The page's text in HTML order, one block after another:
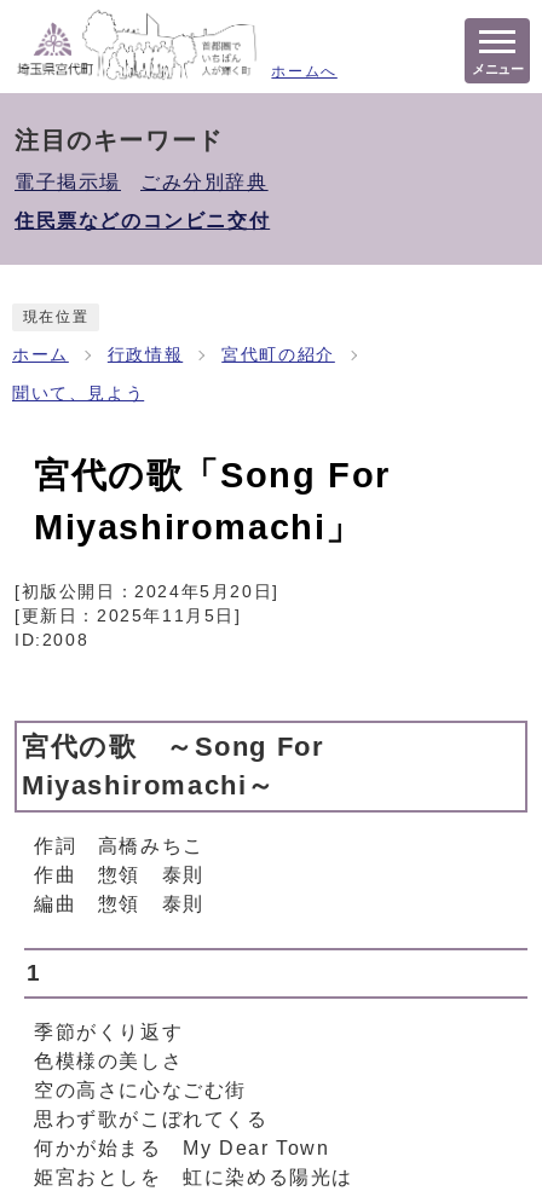
ホームへ メニュー
注目のキーワード
電子掲示場
ごみ分別辞典
住民票などのコンビニ交付
現在位置
ホーム 行政情報 宮代町の紹介
聞いて、見よう
宮代の歌「Song For
Miyashiromachi」
[初版公開日：2024年5月20日]
[更新日： 2025年11月5日 ]
ID:2008
宮代の歌 ～Song For
Miyashiromachi～
作詞 高橋みちこ
作曲 惣領 泰則
編曲 惣領 泰則
1
季節がくり返す
色模様の美しさ
空の高さに心なごむ街
思わず歌がこぼれてくる
何かが始まる My Dear Town
姫宮おとしを 虹に染める陽光は